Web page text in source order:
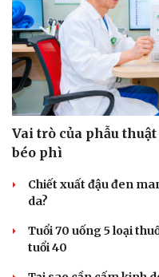
Vai trò của phẫu
béo phì
Chiết xuất đậu đen
da?
Tuổi 70 uống 5 loại
tuổi 40